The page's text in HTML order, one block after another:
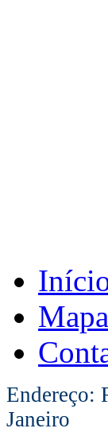
Endereço:
Janeiro